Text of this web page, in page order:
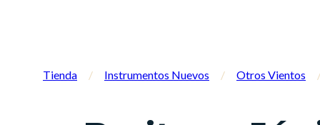
Tienda / Instrumentos Nuevos / Otros Vientos